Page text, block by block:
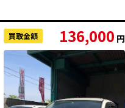
金額の安い順
走行距離が長い順
走行距離が短い順
年式の古い順
買取金額 136,000 円